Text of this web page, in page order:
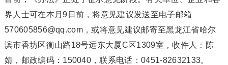
界人士可在本月9日前，将意见建议发送至电子邮箱
570605856@qq.com，或将意见建议邮寄至黑龙江省哈尔
滨市香坊区衡山路18号远东大厦C区1309室，收件人：陈
婧，邮政编码：150040，联系电话：0451-82632133。